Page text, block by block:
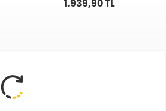
1.939,90 TL